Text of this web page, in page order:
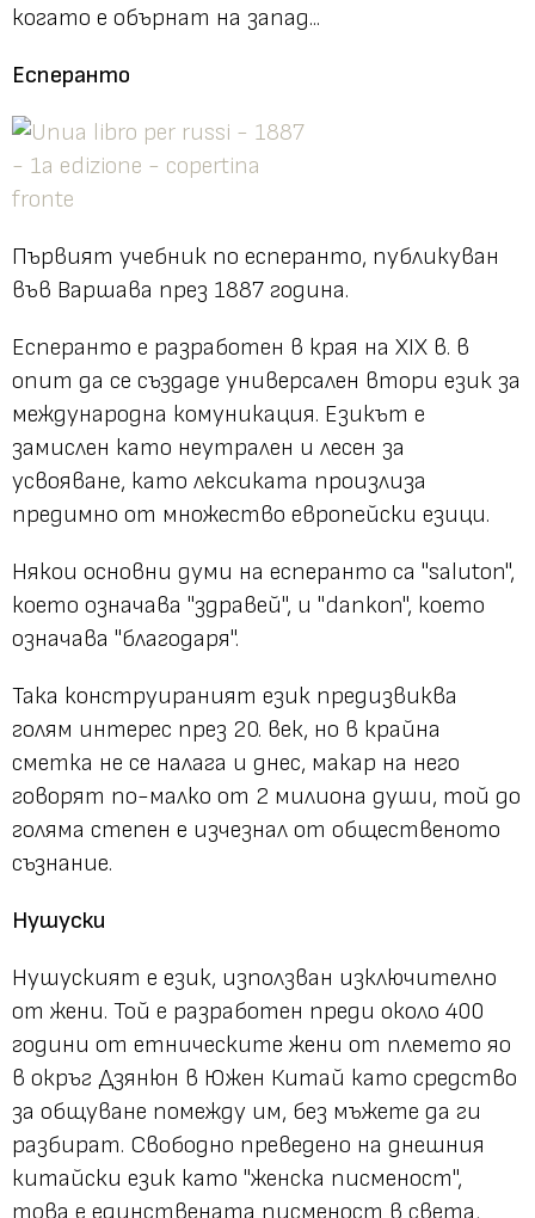
когато е обърнат на запад...
Есперанто
Първият учебник по есперанто, публикуван
във Варшава през 1887 година.
Есперанто е разработен в края на XIX в. в
опит да се създаде универсален втори език за
международна комуникация. Езикът е
замислен като неутрален и лесен за
усвояване, като лексиката произлиза
предимно от множество европейски езици.
Някои основни думи на есперанто са "saluton",
което означава "здравей", и "dankon", което
означава "благодаря".
Така конструираният език предизвиква
голям интерес през 20. век, но в крайна
сметка не се налага и днес, макар на него
говорят по-малко от 2 милиона души, той до
голяма степен е изчезнал от общественото
съзнание.
Нушуски
Нушуският е език, използван изключително
от жени. Той е разработен преди около 400
години от етническите жени от племето яо
в окръг Дзянюн в Южен Китай като средство
за общуване помежду им, без мъжете да ги
разбират. Свободно преведено на днешния
китайски език като "женска писменост",
това е единствената писменост в света,